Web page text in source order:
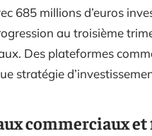
685 millions d’euros
au troisième
Des plateformes
stratégie
commerciaux